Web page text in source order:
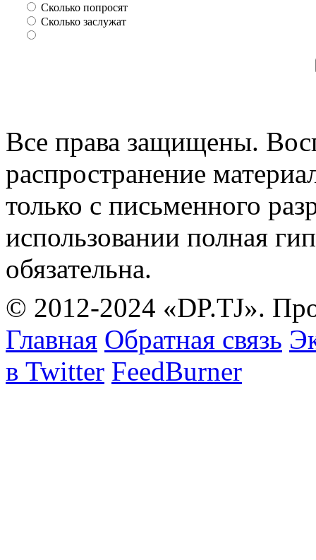
Сколько попросят
Сколько заслужат
Все права защищены.
распространение
только с письменного
использовании полная
обязательна.
© 2012-2024 «DP.TJ».
Главная Обратная связь
в Twitter FeedBurner